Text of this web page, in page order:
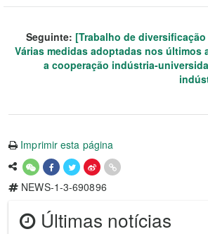
Seguinte: [Trabalho de
Várias medidas adoptadas nos últimos
a cooperação indústria-
Imprimir esta página
NEWS-1-3-690896
Últimas notícias